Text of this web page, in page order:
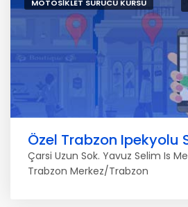
MOTOSIKLET SÜRÜCÜ KURSU
Özel Trabzon Ipekyolu
Çarsi Uzun Sok. Yavuz Selim Is
Trabzon Merkez/Trabzon